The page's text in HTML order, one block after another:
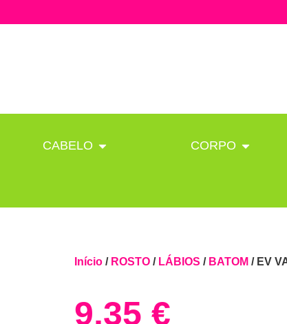
CABELO CORPO
Início/ ROSTO/ LÁBIOS / BATOM / EV
9,35 €